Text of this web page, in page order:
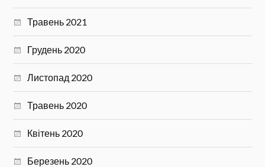
Травень 2021
Грудень 2020
Листопад 2020
Травень 2020
Квітень 2020
Березень 2020